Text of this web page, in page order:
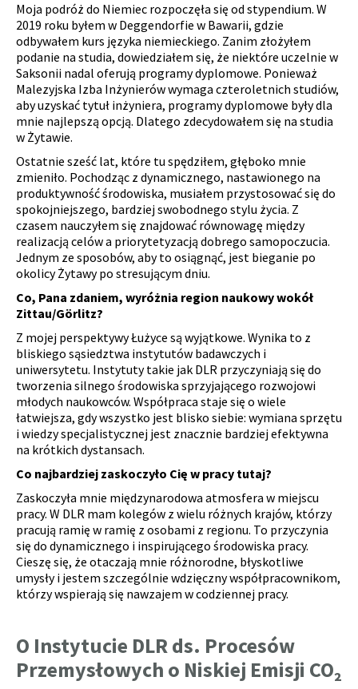
Moja podróż do Niemiec rozpoczęła się od stypendium. W
2019 roku byłem w Deggendorfie w Bawarii, gdzie
odbywałem kurs języka niemieckiego. Zanim złożyłem
podanie na studia, dowiedziałem się, że niektóre uczelnie w
Saksonii nadal oferują programy dyplomowe. Ponieważ
Malezyjska Izba Inżynierów wymaga czteroletnich studiów,
aby uzyskać tytuł inżyniera, programy dyplomowe były dla
mnie najlepszą opcją. Dlatego zdecydowałem się na studia
w Żytawie.
Ostatnie sześć lat, które tu spędziłem, głęboko mnie
zmieniło. Pochodząc z dynamicznego, nastawionego na
produktywność środowiska, musiałem przystosować się do
spokojniejszego, bardziej swobodnego stylu życia. Z
czasem nauczyłem się znajdować równowagę między
realizacją celów a priorytetyzacją dobrego samopoczucia.
Jednym ze sposobów, aby to osiągnąć, jest bieganie po
okolicy Żytawy po stresującym dniu.
Co, Pana zdaniem, wyróżnia region naukowy wokół
Zittau/Görlitz?
Z mojej perspektywy Łużyce są wyjątkowe. Wynika to z
bliskiego sąsiedztwa instytutów badawczych i
uniwersytetu. Instytuty takie jak DLR przyczyniają się do
tworzenia silnego środowiska sprzyjającego rozwojowi
młodych naukowców. Współpraca staje się o wiele
łatwiejsza, gdy wszystko jest blisko siebie: wymiana sprzętu
i wiedzy specjalistycznej jest znacznie bardziej efektywna
na krótkich dystansach.
Co najbardziej zaskoczyło Cię w pracy tutaj?
Zaskoczyła mnie międzynarodowa atmosfera w miejscu
pracy. W DLR mam kolegów z wielu różnych krajów, którzy
pracują ramię w ramię z osobami z regionu. To przyczynia
się do dynamicznego i inspirującego środowiska pracy.
Cieszę się, że otaczają mnie różnorodne, błyskotliwe
umysły i jestem szczególnie wdzięczny współpracownikom,
którzy wspierają się nawzajem w codziennej pracy.
O Instytucie DLR ds. Procesów
Przemysłowych o Niskiej Emisji CO₂